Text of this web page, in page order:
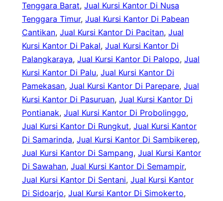
Tenggara Barat, Jual Kursi Kantor Di Nusa
Tenggara Timur, Jual Kursi Kantor Di Pabean
Cantikan, Jual Kursi Kantor Di Pacitan, Jual
Kursi Kantor Di Pakal, Jual Kursi Kantor Di
Palangkaraya, Jual Kursi Kantor Di Palopo, Jual
Kursi Kantor Di Palu, Jual Kursi Kantor Di
Pamekasan, Jual Kursi Kantor Di Parepare, Jual
Kursi Kantor Di Pasuruan, Jual Kursi Kantor Di
Pontianak, Jual Kursi Kantor Di Probolinggo
Jual Kursi Kantor Di Rungkut, Jual Kursi Kantor
Di Samarinda, Jual Kursi Kantor Di Sambikerep
Jual Kursi Kantor Di Sampang, Jual Kursi Kantor
Di Sawahan, Jual Kursi Kantor Di Semampir
Jual Kursi Kantor Di Sentani, Jual Kursi Kantor
Di Sidoarjo, Jual Kursi Kantor Di Simokerto